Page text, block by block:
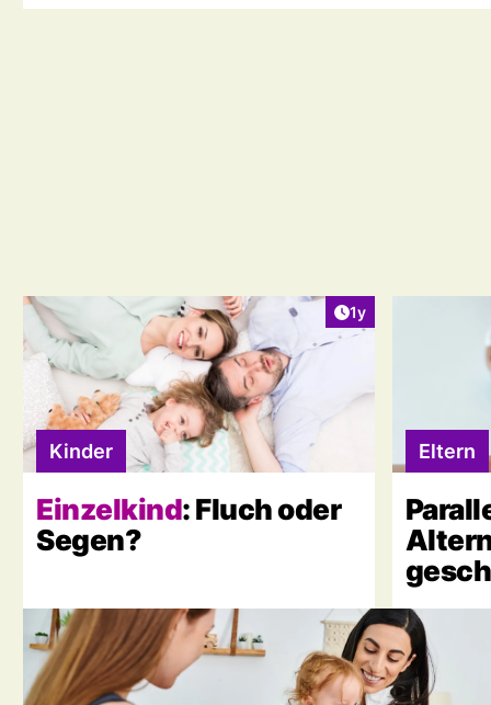
Artikel
1y
Kinder
Einzelkind: Fluch oder
Segen?
Eltern